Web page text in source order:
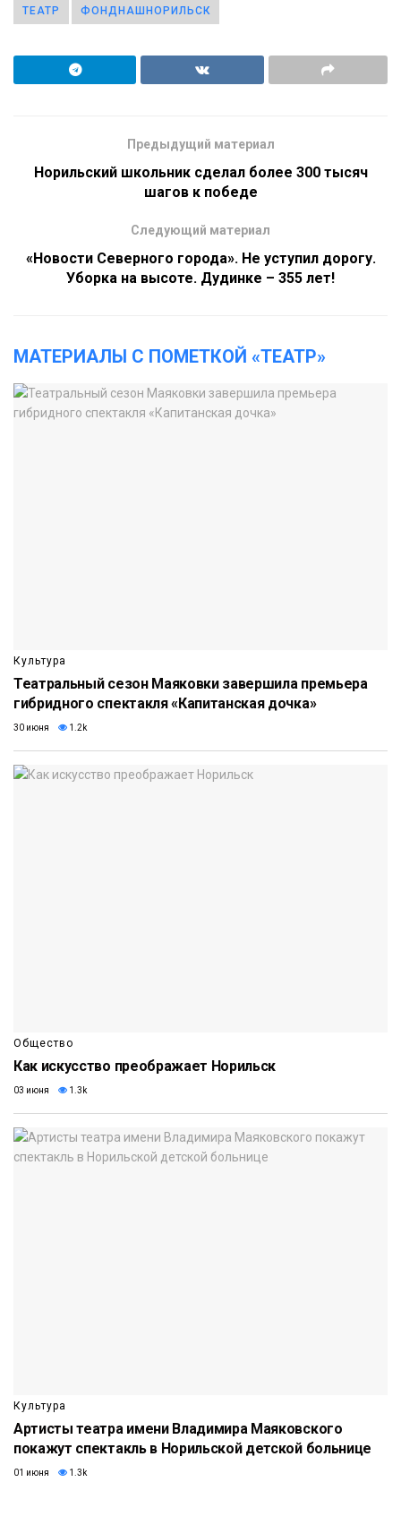
ТЕАТР ФОНДНАШНОРИЛЬСК
Предыдущий материал
Норильский школьник сделал более 300 тысяч
шагов к победе
Следующий материал
«Новости Северного города». Не уступил дорогу.
Уборка на высоте. Дудинке – 355 лет!
МАТЕРИАЛЫ С ПОМЕТКОЙ «ТЕАТР»
Культура
Театральный сезон Маяковки завершила премьера
гибридного спектакля «Капитанская дочка»
30 июня 1.2k
Общество
Как искусство преображает Норильск
03 июня 1.3k
Культура
Артисты театра имени Владимира Маяковского
покажут спектакль в Норильской детской больнице
01 июня 1.3k